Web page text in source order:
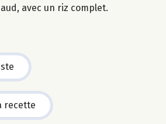
avec un riz complet.
recette